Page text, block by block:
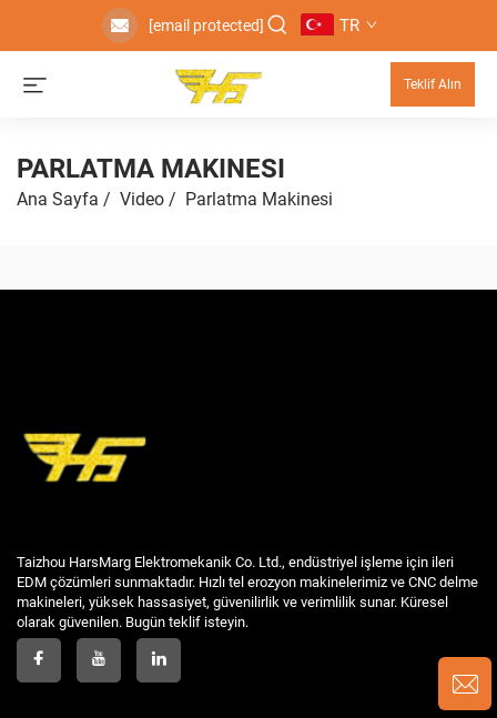
[email protected] TR
Teklif Alın
PARLATMA MAKINESI
Ana Sayfa / Video / Parlatma Makinesi
Taizhou HarsMarg Elektromekanik Co. Ltd., endüstriyel işleme için ileri
EDM çözümleri sunmaktadır. Hızlı tel erozyon makinelerimiz ve CNC delme
makineleri, yüksek hassasiyet, güvenilirlik ve verimlilik sunar. Küresel
olarak güvenilen. Bugün teklif isteyin.